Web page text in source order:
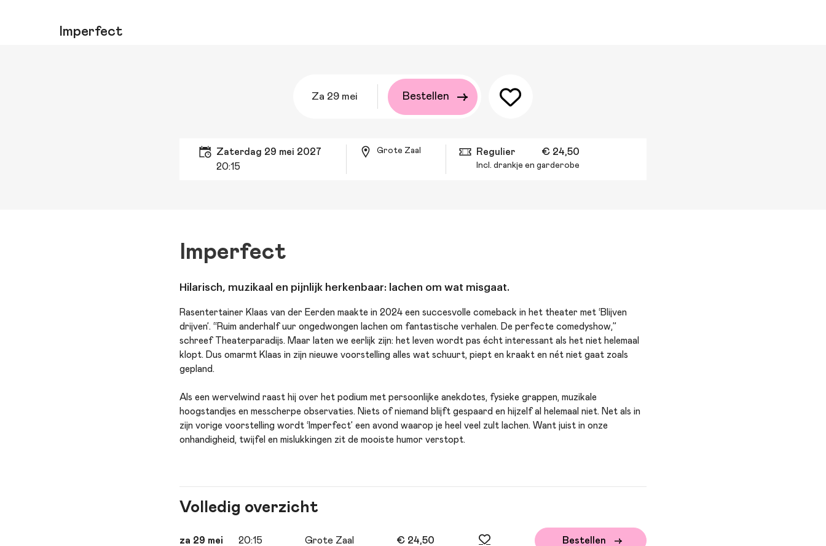
Imperfect
za 29 mei Bestellen
zaterdag 29 mei 2027
20:15
Grote Zaal Regulier € 24,50
Incl. drankje en garderobe
Imperfect
Hilarisch, muzikaal en pijnlijk herkenbaar: lachen om wat misgaat.
Rasentertainer Klaas van der Eerden maakte in 2024 een succesvolle comeback in het theater met ‘Blijven
drijven’. “Ruim anderhalf uur ongedwongen lachen om fantastische verhalen. De perfecte comedyshow,”
schreef Theaterparadijs. Maar laten we eerlijk zijn: het leven wordt pas écht interessant als het niet helemaal
klopt. Dus omarmt Klaas in zijn nieuwe voorstelling alles wat schuurt, piept en kraakt en nét niet gaat zoals
gepland.
Als een wervelwind raast hij over het podium met persoonlijke anekdotes, fysieke grappen, muzikale
hoogstandjes en messcherpe observaties. Niets of niemand blijft gespaard en hijzelf al helemaal niet. Net als in
zijn vorige voorstelling wordt ‘Imperfect’ een avond waarop je heel veel zult lachen. Want juist in onze
onhandigheid, twijfel en mislukkingen zit de mooiste humor verstopt.
Volledig overzicht
za 29 mei 20:15 Grote Zaal € 24,50 Bestellen